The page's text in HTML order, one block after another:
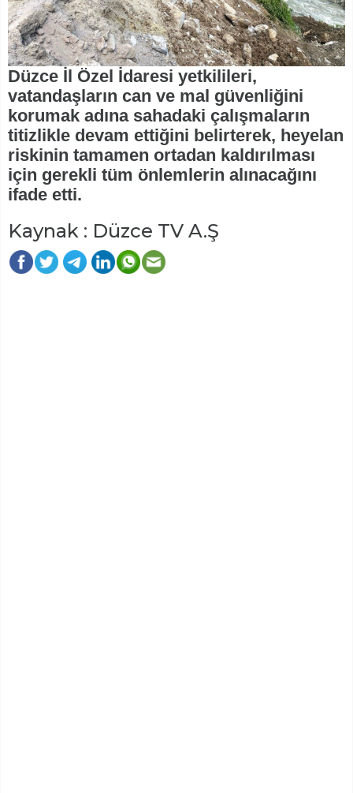
Düzce İl Özel İdaresi yetkilileri,
vatandaşların can ve mal güvenliğini
korumak adına sahadaki çalışmaların
titizlikle devam ettiğini belirterek, heyelan
riskinin tamamen ortadan kaldırılması
için gerekli tüm önlemlerin alınacağını
ifade etti.
Kaynak : Düzce TV A.Ş